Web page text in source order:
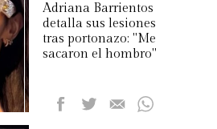
Adriana Barrientos
detalla sus lesiones
tras portonazo: "Me
sacaron el hombro"